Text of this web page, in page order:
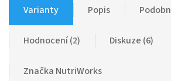
Varianty Popis
Hodnocení (2) Diskuze (6)
Značka NutriWorks